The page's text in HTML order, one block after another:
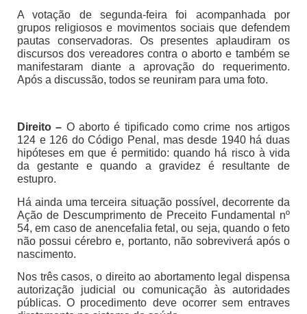
A votação de segunda-feira foi acompanhada por
grupos religiosos e movimentos sociais que defendem
pautas conservadoras. Os presentes aplaudiram os
discursos dos vereadores contra o aborto e também se
manifestaram diante a aprovação do requerimento.
Após a discussão, todos se reuniram para uma foto.
Direito – O aborto é tipificado como crime nos artigos
124 e 126 do Código Penal, mas desde 1940 há duas
hipóteses em que é permitido: quando há risco à vida
da gestante e quando a gravidez é resultante de
estupro.
Há ainda uma terceira situação possível, decorrente da
Ação de Descumprimento de Preceito Fundamental nº
54, em caso de anencefalia fetal, ou seja, quando o feto
não possui cérebro e, portanto, não sobreviverá após o
nascimento.
Nos três casos, o direito ao abortamento legal dispensa
autorização judicial ou comunicação às autoridades
públicas. O procedimento deve ocorrer sem entraves